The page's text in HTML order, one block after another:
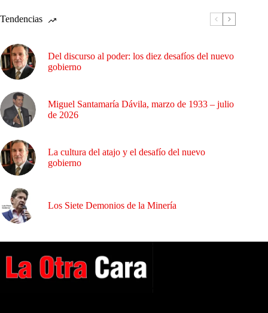
Tendencias
Del discurso al poder: los diez desafíos del nuevo
gobierno
Miguel Santamaría Dávila, marzo de 1933 – julio
de 2026
La cultura del atajo y el desafío del nuevo
gobierno
Los Siete Demonios de la Minería